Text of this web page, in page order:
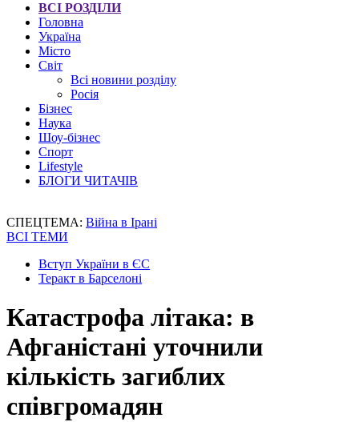
ВСІ РОЗДІЛИ
Головна
Україна
Місто
Світ
Всі новини розділу
Росія
Бізнес
Наука
Шоу-бізнес
Спорт
Lifestyle
БЛОГИ ЧИТАЧІВ
СПЕЦТЕМА: Війна в Ірані
ВСІ ТЕМИ
Вступ України в ЄС
Теракт в Барселоні
Катастрофа літака: в
Афганістані уточнили
кількість загиблих
співгромадян